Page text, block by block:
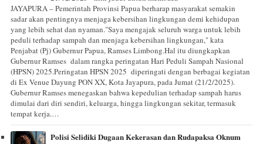
JAYAPURA – Pemerintah Provinsi Papua berharap masyarakat semakin
sadar akan pentingnya menjaga kebersihan lingkungan demi kehidupan
yang lebih sehat dan nyaman."Saya mengajak seluruh warga untuk lebih
peduli terhadap sampah dan menjaga kebersihan lingkungan," kata
Penjabat (Pj) Gubernur Papua, Ramses Limbong.Hal itu diungkapkan
Gubernur Ramses dalam rangka peringatan Hari Peduli Sampah Nasional
(HPSN) 2025.Peringatan HPSN 2025 diperingati dengan berbagai kegiatan
di Ex Venue Dayung PON XX, Kota Jayapura, pada Jumat (21/2/2025).
Gubernur Ramses menegaskan bahwa kepedulian terhadap sampah harus
dimulai dari diri sendiri, keluarga, hingga lingkungan sekitar, termasuk
tempat kerja.…
Polisi Selidiki Dugaan Kekerasan dan Rudapaksa Oknum